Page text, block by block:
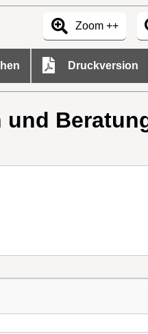
Zoom ++
Druckversion